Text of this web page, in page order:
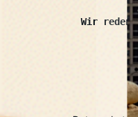
Wir reden